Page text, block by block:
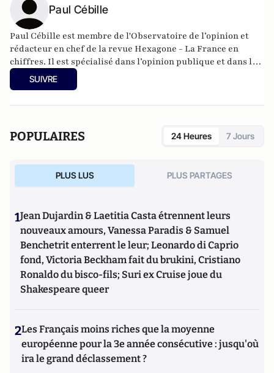
Paul Cébille
Paul Cébille est membre de l'Observatoire de l’opinion et
rédacteur en chef de la revue Hexagone - La France en
chiffres. Il est spécialisé dans l’opinion publique et dans le
fonctionnement de la démocratie directe.
SUIVRE
POPULAIRES 24 Heures 7 Jours
PLUS LUS PLUS PARTAGES
1Jean Dujardin & Laetitia Casta étrennent leurs
nouveaux amours, Vanessa Paradis & Samuel
Benchetrit enterrent le leur; Leonardo di Caprio
fond, Victoria Beckham fait du brukini, Cristiano
Ronaldo du bisco-fils; Suri ex Cruise joue du
Shakespeare queer
2Les Français moins riches que la moyenne
européenne pour la 3e année consécutive : jusqu'où
ira le grand déclassement ?